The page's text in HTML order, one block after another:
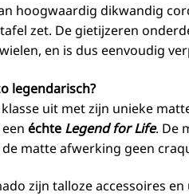
hoogwaardig dikwandig
zet. De gietijzeren
en is dus eenvoudig
legendarisch?
uit met zijn unieke
eenéchte Legend for Life. De
de matte afwerking geen
zijn talloze accessoires